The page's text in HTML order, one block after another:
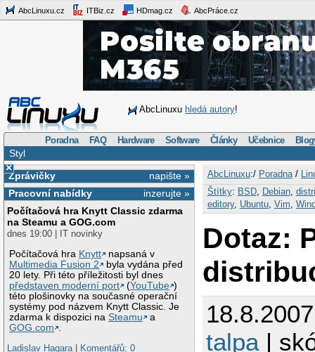
AbcLinuxu.cz ITBiz.cz HDmag.cz AbcPráce.cz
AbcLinuxu hledá autory!
Poradna FAQ Hardware Software Články Učebnice
Styl
×
napište »
Zprávičky
inzerujte »
Pracovní nabídky
Počítačová hra Knytt Classic zdarma
na Steamu a GOG.com
dnes 19:00 | IT novinky
Počítačová hra Knytt
napsaná v
Multimedia Fusion 2
byla vydána před
20 lety. Při této příležitosti byl dnes
představen moderní port
(YouTube )
této plošinovky na současné operační
systémy pod názvem Knytt Classic. Je
zdarma k dispozici naSteamu
a
GOG.com
Ladislav Hagara| Komentářů: 0
AbcLinuxu:/ Poradna/
Štítky: BSD, Debian,
editory, Ubuntu, Vim
Dotaz:
talpa |